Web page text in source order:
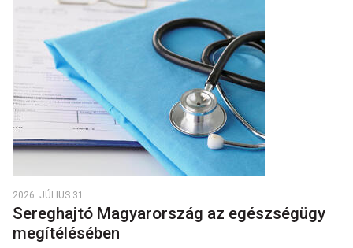
2026. JÚLIUS 31.
Sereghajtó Magyarország az egészségügy
megítélésében